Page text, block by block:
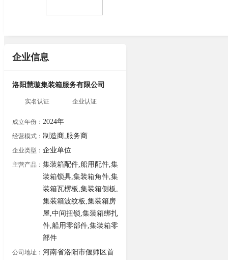
企业信息
洛阳慧璇集装箱服务有限公司
实名认证 企业认证
成立年份： 2024年
经营模式： 制造商,服务商
企业类型： 企业单位
主营产品： 集装箱配件,船用配件,集
装箱锁具,集装箱角件,集
装箱瓦楞板,集装箱侧板,
集装箱波纹板,集装箱房
屋,中间扭锁,集装箱绑扎
件,船用零部件,集装箱零
部件
公司地址： 河南省洛阳市偃师区首